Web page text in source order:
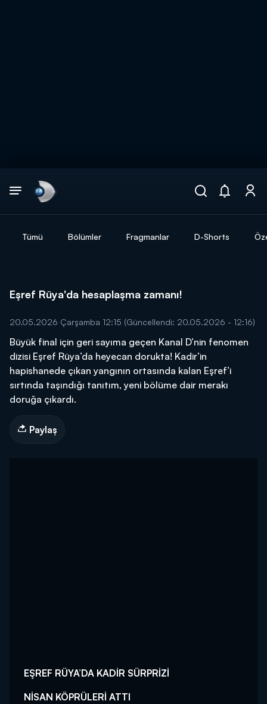
Tümü Bölümler Fragmanlar D-Shorts
Eşref Rüya'da hesaplaşma zamanı!
20.05.2026 Çarşamba 12:15 (Güncellendi: 20.05.2026 - 12:16)
Büyük final için geri sayıma geçen Kanal D’nin fenomen
dizisi Eşref Rüya’da heyecan dorukta! Kadir’in
hapishanede çıkan yangının ortasında kalan Eşref’i
sırtında taşındığı tanıtım, yeni bölüme dair merakı
doruğa çıkardı.
Paylaş
EŞREF RÜYA’DA KADİR SÜRPRİZİ
NİSAN KÖPRÜLERİ ATTI